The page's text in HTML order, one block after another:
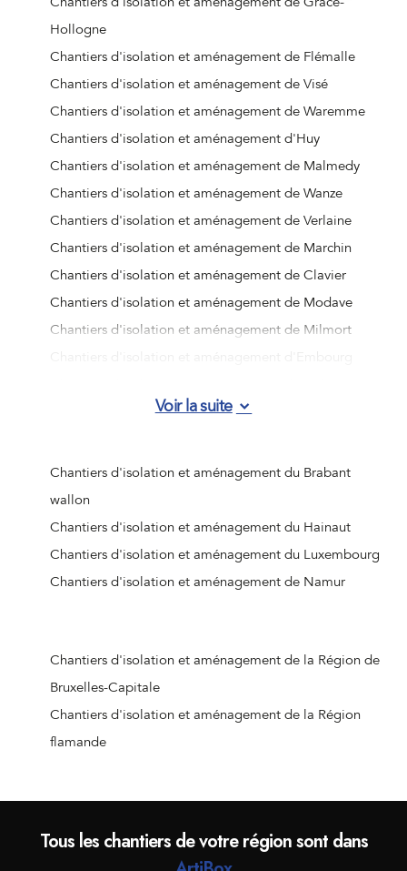
Hollogne
Chantiers d'isolation et aménagement de Flémalle
Chantiers d'isolation et aménagement de Visé
Chantiers d'isolation et aménagement de Waremme
Chantiers d'isolation et aménagement d'Huy
Chantiers d'isolation et aménagement de Malmedy
Chantiers d'isolation et aménagement de Wanze
Chantiers d'isolation et aménagement de Verlaine
Chantiers d'isolation et aménagement de Marchin
Chantiers d'isolation et aménagement de Clavier
Chantiers d'isolation et aménagement de Modave
Chantiers d'isolation et aménagement de Milmort
Chantiers d'isolation et aménagement de Jemeppe-sur-
Chantiers d'isolation et aménagement d'Ougrée
Chantiers d'isolation et aménagement de Vottem
Chantiers d'isolation et aménagement de Nandrin
Chantiers d'isolation et aménagement de Liège (Jupille-
sur-Meuse)
Chantiers d'isolation et aménagement d'Hognoul
Chantiers d'isolation et aménagement de Jalhay
Chantiers d'isolation et aménagement de Crisnée
Chantiers d'isolation et aménagement de Remicourt
Chantiers d'isolation et aménagement de Wanze
Voir la suite
Chantiers d'isolation et aménagement du Brabant
wallon
Chantiers d'isolation et aménagement du Hainaut
Chantiers d'isolation et aménagement du Luxembourg
Chantiers d'isolation et aménagement de Namur
Chantiers d'isolation et aménagement de la Région de
Bruxelles-Capitale
Chantiers d'isolation et aménagement de la Région
flamande
Tous les chantiers de votre région sont dans